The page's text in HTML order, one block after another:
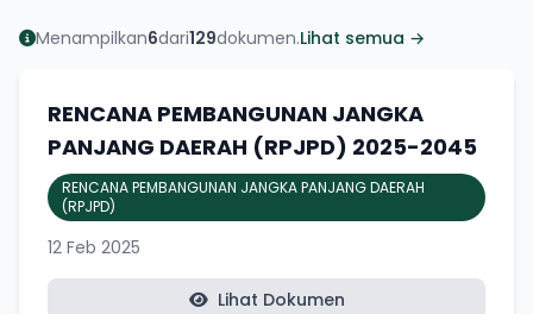
Menampilkan6dari129dokumen.Lihat semua →
RENCANA PEMBANGUNAN JANGKA
PANJANG DAERAH (RPJPD) 2025-2045
RENCANA PEMBANGUNAN JANGKA PANJANG DAERAH
(RPJPD)
12 Feb 2025
Lihat Dokumen